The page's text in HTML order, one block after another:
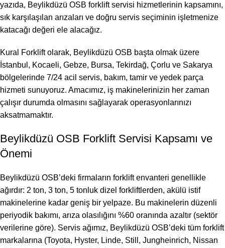
yazıda, Beylikdüzü OSB forklift servisi hizmetlerinin kapsamını,
sık karşılaşılan arızaları ve doğru servis seçiminin işletmenize
katacağı değeri ele alacağız.
Kural Forklift olarak, Beylikdüzü OSB başta olmak üzere
İstanbul, Kocaeli, Gebze, Bursa, Tekirdağ, Çorlu ve Sakarya
bölgelerinde 7/24 acil servis, bakım, tamir ve yedek parça
hizmeti sunuyoruz. Amacımız, iş makinelerinizin her zaman
çalışır durumda olmasını sağlayarak operasyonlarınızı
aksatmamaktır.
Beylikdüzü OSB Forklift Servisi Kapsamı ve
Önemi
Beylikdüzü OSB’deki firmaların forklift envanteri genellikle
ağırdır: 2 ton, 3 ton, 5 tonluk dizel forkliftlerden, akülü istif
makinelerine kadar geniş bir yelpaze. Bu makinelerin düzenli
periyodik bakımı, arıza olasılığını %60 oranında azaltır (sektör
verilerine göre). Servis ağımız, Beylikdüzü OSB’deki tüm forklift
markalarına (Toyota, Hyster, Linde, Still, Jungheinrich, Nissan